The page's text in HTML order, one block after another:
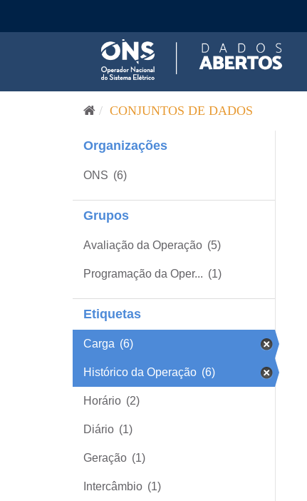
CONJUNTOS DE DADOS
Organizações
ONS (6)
Grupos
Avaliação da Operação (5)
Programação da Oper... (1)
Etiquetas
Carga (6)
Histórico da Operação (6)
Horário (2)
Diário (1)
Geração (1)
Intercâmbio (1)